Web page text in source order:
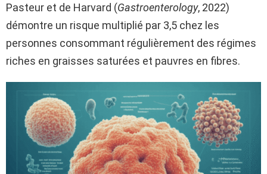
Pasteur et de Harvard (Gastroenterology, 2022)
démontre un risque multiplié par 3,5 chez les
personnes consommant régulièrement des régimes
riches en graisses saturées et pauvres en fibres.